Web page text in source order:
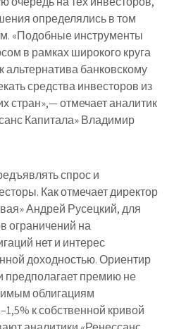
определялись в том
«Подобные инструменты
в рамках широкого круга
банковскому
средства инвесторов из
стран»,— отмечает аналитик
Капитала» Владимир
спрос и
Как отмечает директор
Андрей Русецкий, для
ограничений на
нет и интерес
доходностью. Ориентир
предполагает премию не
облигациям
к собственной кривой